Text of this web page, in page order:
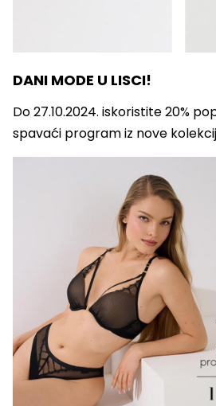
DANI MODE U LISCI!
Do 27.10.2024. iskoristite 20%
spavaći program iz nove